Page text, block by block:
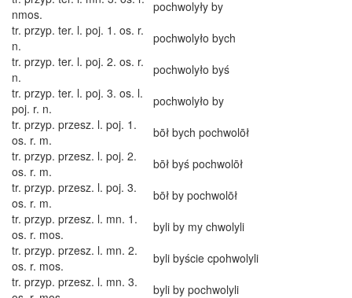
nmos.
pochwolyły by
tr. przyp. ter. l. poj. 1. os. r.
n.
pochwolyło bych
tr. przyp. ter. l. poj. 2. os. r.
n.
pochwolyło byś
tr. przyp. ter. l. poj. 3. os. l.
poj. r. n.
pochwolyło by
tr. przyp. przesz. l. poj. 1.
os. r. m.
bōł bych pochwolōł
tr. przyp. przesz. l. poj. 2.
os. r. m.
bōł byś pochwolōł
tr. przyp. przesz. l. poj. 3.
os. r. m.
bōł by pochwolōł
tr. przyp. przesz. l. mn. 1.
os. r. mos.
byli by my chwolyli
tr. przyp. przesz. l. mn. 2.
os. r. mos.
byli byście cpohwolyli
tr. przyp. przesz. l. mn. 3.
byli by pochwolyli